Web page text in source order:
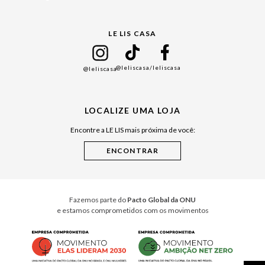
Cuidados Casa
LE LIS CASA
@leliscasa@leliscasa/leliscasa
LOCALIZE UMA LOJA
Encontre a LE LIS mais próxima de você:
Fazemos parte do Pacto Global da ONU
e estamos comprometidos com os movimentos